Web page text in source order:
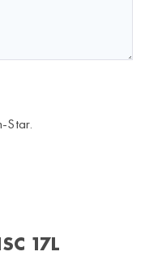
Star.
17L